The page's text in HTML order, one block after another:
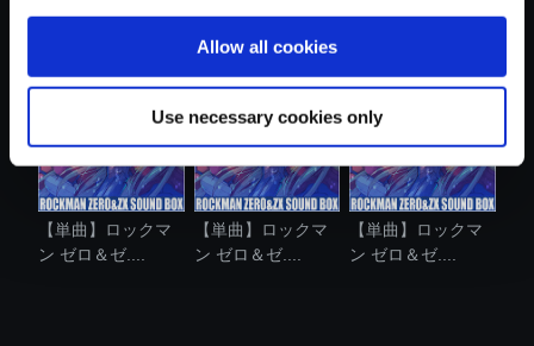
Allow all cookies
Use necessary cookies only
ン ゼロ＆ゼ....
ン ゼロ＆ゼ....
ン ゼロ＆ゼ....
【単曲】ロックマ
ン ゼロ＆ゼ....
【単曲】ロックマ
ン ゼロ＆ゼ....
【単曲】ロックマ
ン ゼロ＆ゼ....